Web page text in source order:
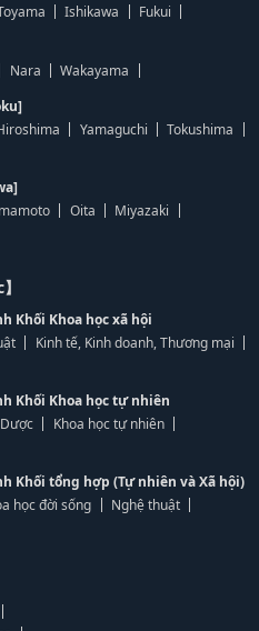
Ishikawa
Fukui
Nara
Wakayama
Yamaguchi
Tokushima
Oita
Miyazaki
Khối Khoa học xã hội
Kinh tế, Kinh doanh, Thương mại
Khối Khoa học tự nhiên
Dược
Khoa học tự nhiên
Khối tổng hợp (Tự nhiên và Xã hội)
học đời sống
Nghệ thuật